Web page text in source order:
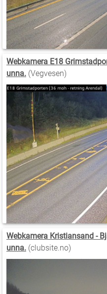
Webkamera E18
unna. (Vegvesen)
Webkamera Kristiansand -
unna. (clubsite.no)